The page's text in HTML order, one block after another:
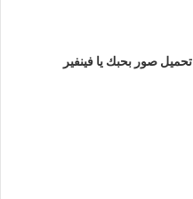
تحميل صور بحبك يا فينفير